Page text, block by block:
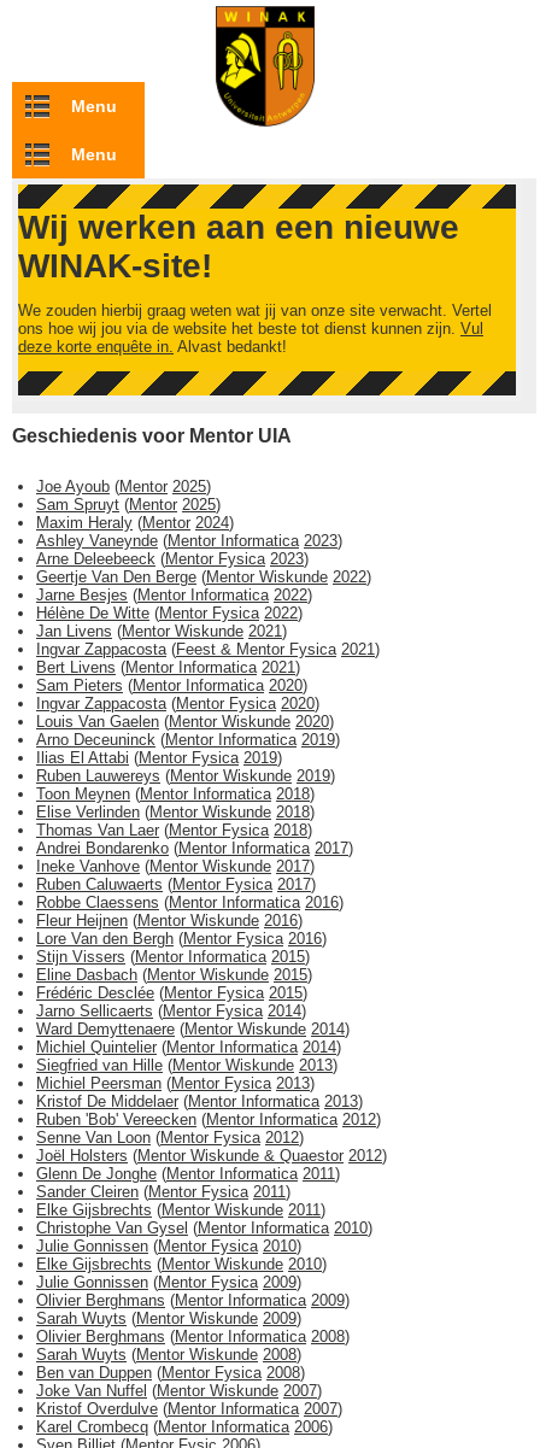
Overslaan en naar de inhoud gaan
Menu
Menu
Wij werken aan een nieuwe
WINAK-site!
We zouden hierbij graag weten wat jij van onze site verwacht. Vertel
ons hoe wij jou via de website het beste tot dienst kunnen zijn. Vul
deze korte enquête in. Alvast bedankt!
Geschiedenis voor Mentor UIA
Joe Ayoub (Mentor 2025)
Sam Spruyt (Mentor 2025)
Maxim Heraly (Mentor 2024)
Ashley Vaneynde (Mentor Informatica 2023)
Arne Deleebeeck (Mentor Fysica 2023)
Geertje Van Den Berge (Mentor Wiskunde 2022)
Jarne Besjes (Mentor Informatica 2022)
Hélène De Witte (Mentor Fysica 2022)
Jan Livens (Mentor Wiskunde 2021)
Ingvar Zappacosta(Feest & Mentor Fysica 2021)
Bert Livens (Mentor Informatica 2021)
Sam Pieters (Mentor Informatica 2020)
Ingvar Zappacosta(Mentor Fysica 2020)
Louis Van Gaelen (Mentor Wiskunde 2020)
Arno Deceuninck (Mentor Informatica 2019)
Ilias El Attabi (Mentor Fysica 2019)
Ruben Lauwereys (Mentor Wiskunde 2019)
Toon Meynen (Mentor Informatica 2018)
Elise Verlinden (Mentor Wiskunde 2018)
Thomas Van Laer (Mentor Fysica 2018)
Andrei Bondarenko (Mentor Informatica 2017)
Ineke Vanhove (Mentor Wiskunde 2017)
Ruben Caluwaerts (Mentor Fysica 2017)
Robbe Claessens (Mentor Informatica 2016)
Fleur Heijnen (Mentor Wiskunde 2016)
Lore Van den Bergh (Mentor Fysica 2016)
Stijn Vissers (Mentor Informatica 2015)
Eline Dasbach (Mentor Wiskunde 2015)
Frédéric Desclée (Mentor Fysica 2015)
Jarno Sellicaerts (Mentor Fysica 2014)
Ward Demyttenaere (Mentor Wiskunde 2014)
Michiel Quintelier (Mentor Informatica 2014)
Siegfried van Hille (Mentor Wiskunde 2013)
Michiel Peersman (Mentor Fysica 2013)
Kristof De Middelaer (Mentor Informatica 2013)
Ruben 'Bob' Vereecken (Mentor Informatica 2012)
Senne Van Loon (Mentor Fysica 2012)
Joël Holsters (Mentor Wiskunde & Quaestor 2012)
Glenn De Jonghe (Mentor Informatica 2011)
Sander Cleiren (Mentor Fysica 2011)
Elke Gijsbrechts (Mentor Wiskunde 2011)
Christophe Van Gysel (Mentor Informatica 2010)
Julie Gonnissen (Mentor Fysica 2010)
Elke Gijsbrechts (Mentor Wiskunde 2010)
Julie Gonnissen (Mentor Fysica 2009)
Olivier Berghmans (Mentor Informatica 2009)
Sarah Wuyts (Mentor Wiskunde 2009)
Olivier Berghmans (Mentor Informatica 2008)
Sarah Wuyts (Mentor Wiskunde 2008)
Ben van Duppen (Mentor Fysica 2008)
Joke Van Nuffel (Mentor Wiskunde 2007)
Kristof Overdulve (Mentor Informatica 2007)
Karel Crombecq (Mentor Informatica 2006)